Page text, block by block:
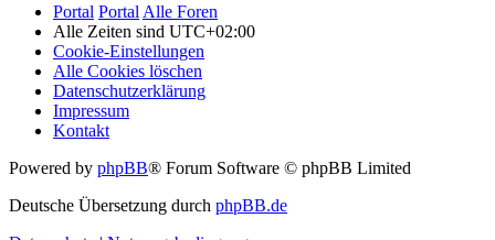
Portal Portal Alle Foren
Alle Zeiten sind UTC+02:00
Cookie-Einstellungen
Alle Cookies löschen
Datenschutzerklärung
Impressum
Kontakt
Powered by phpBB® Forum Software © phpBB Limited
Deutsche Übersetzung durch phpBB.de